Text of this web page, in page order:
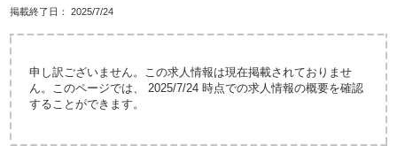
掲載終了日： 2025/7/24
申し訳ございません。この求人情報は現在掲載されておりませ
ん。このページでは、 2025/7/24 時点での求人情報の概要を確認
することができます。